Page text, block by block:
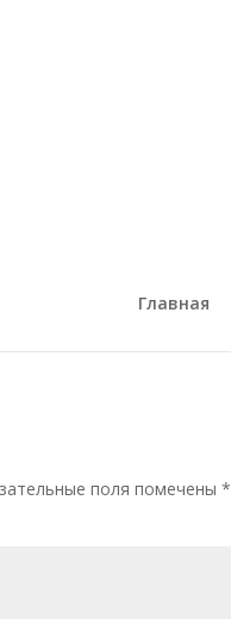
Главная
поля помечены*